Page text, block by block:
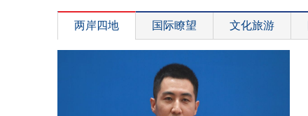
两岸四地 国际瞭望 文化旅游